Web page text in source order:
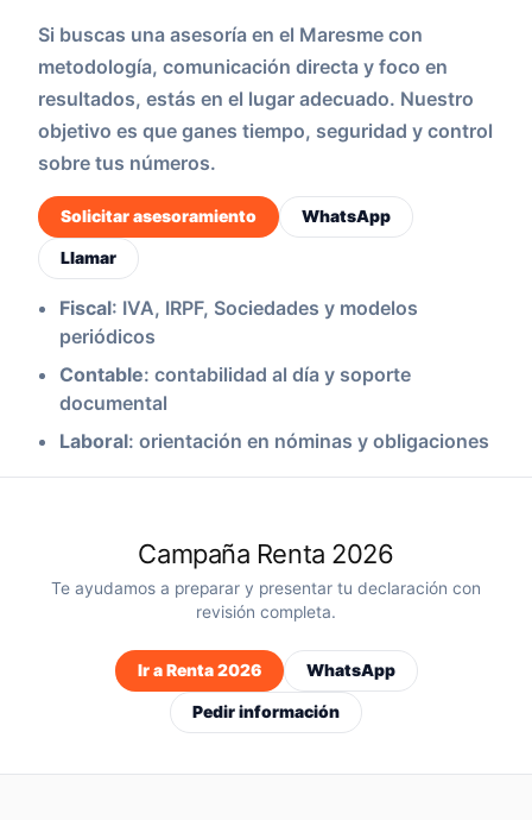
Si buscas una asesoría en el Maresme con
metodología, comunicación directa y foco en
resultados, estás en el lugar adecuado. Nuestro
objetivo es que ganes tiempo, seguridad y control
sobre tus números.
Solicitar asesoramiento WhatsApp
Llamar
Fiscal: IVA, IRPF, Sociedades y modelos
periódicos
Contable: contabilidad al día y soporte
documental
Laboral: orientación en nóminas y obligaciones
Campaña Renta 2026
Te ayudamos a preparar y presentar tu declaración con
revisión completa.
Ir a Renta 2026 WhatsApp
Pedir información